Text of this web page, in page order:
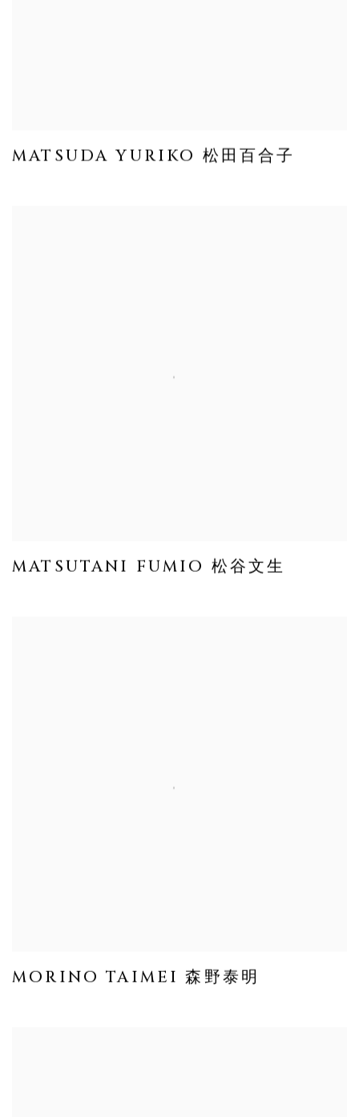
MATSUDA YURIKO 松田百合子
MATSUTANI FUMIO 松谷文生
MORINO TAIMEI 森野泰明